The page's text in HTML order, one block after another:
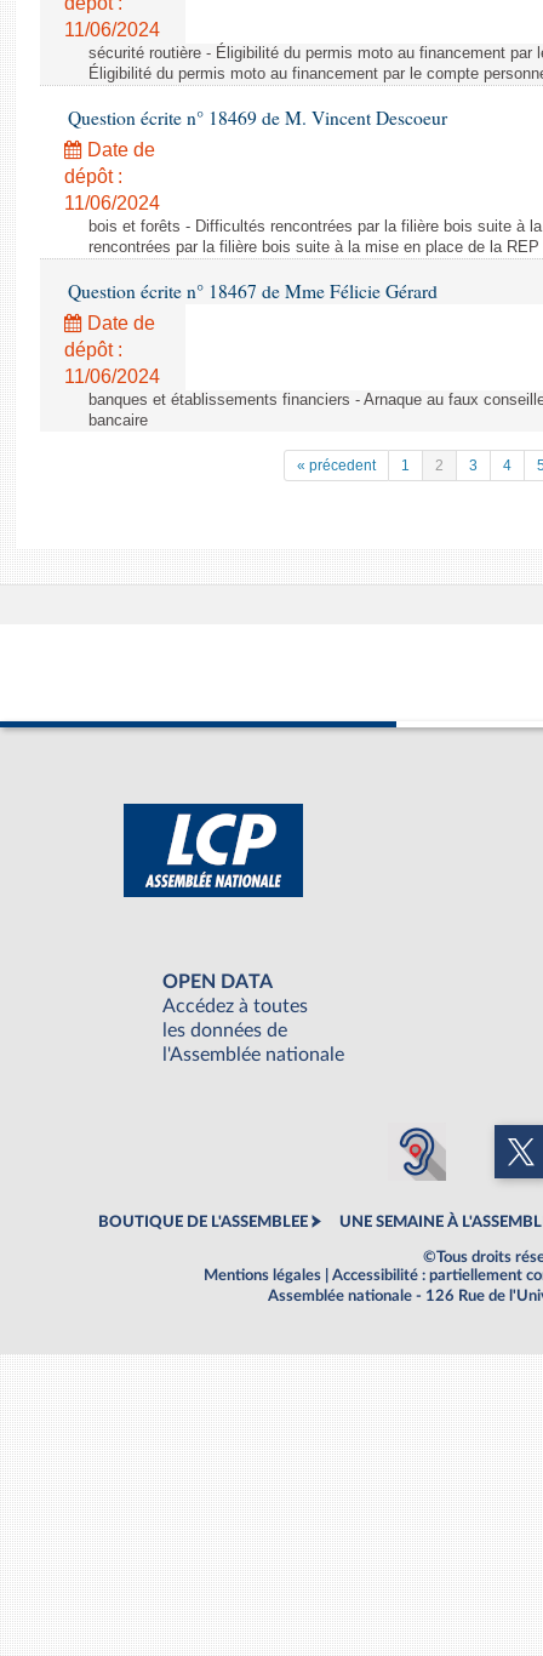
11/06/2024
sécurité routière - Éligibilité du permis moto au financement par
Éligibilité du permis moto au financement par le compte
Question écrite n° 18469 de M. Vincent Descoeur
Date de
dépôt :
11/06/2024
bois et forêts - Difficultés rencontrées par la filière bois suite à
rencontrées par la filière bois suite à la mise en place de la REP
Question écrite n° 18467 de Mme Félicie Gérard
Date de
dépôt :
11/06/2024
banques et établissements financiers - Arnaque au faux
bancaire
« précedent 1 2 3 4
OPEN DATA
Accédez à toutes
les données de
l'Assemblée nationale
BOUTIQUE DE L'ASSEMBLEE UNE SEMAINE À
©Tous droits
Mentions légales
Accessibilité : partiellement
Assemblée nationale - 126 Rue de